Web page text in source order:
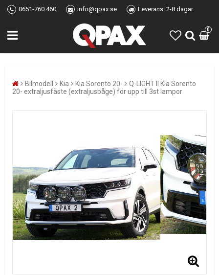
0651-760 460 info@qpax.se Leverans: 2-8 dagar
0
Bilmodell Kia Kia Sorento 20-
Q-LIGHT II Kia Sorento
20- extraljusfäste (extraljusbåge) för upp till 3st lampor